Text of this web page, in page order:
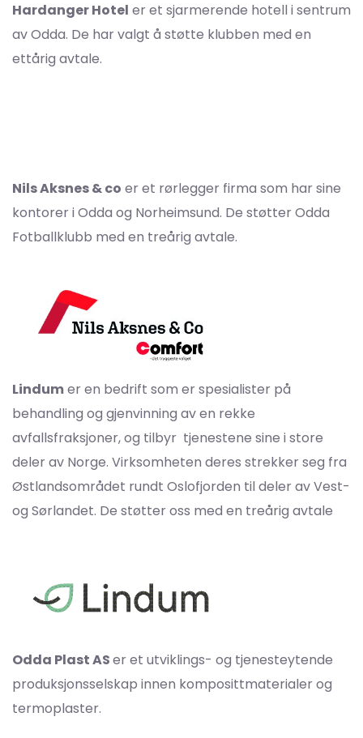
Hardanger Hotel er et sjarmerende hotell i sentrum
av Odda. De har valgt å støtte klubben med en
ettårig avtale.
Nils Aksnes & co er et rørlegger firma som har sine
kontorer i Odda og Norheimsund. De støtter Odda
Fotballklubb med en treårig avtale.
Lindumer en bedrift som er spesialister på
behandling og gjenvinning av en rekke
avfallsfraksjoner, og tilbyr tjenestene sine i store
deler av Norge. Virksomheten deres strekker seg fra
Østlandsområdet rundt Oslofjorden til deler av Vest-
og Sørlandet. De støtter oss med en treårig avtale
Odda Plast ASer et utviklings- og tjenesteytende
produksjonsselskap innen komposittmaterialer og
termoplaster.